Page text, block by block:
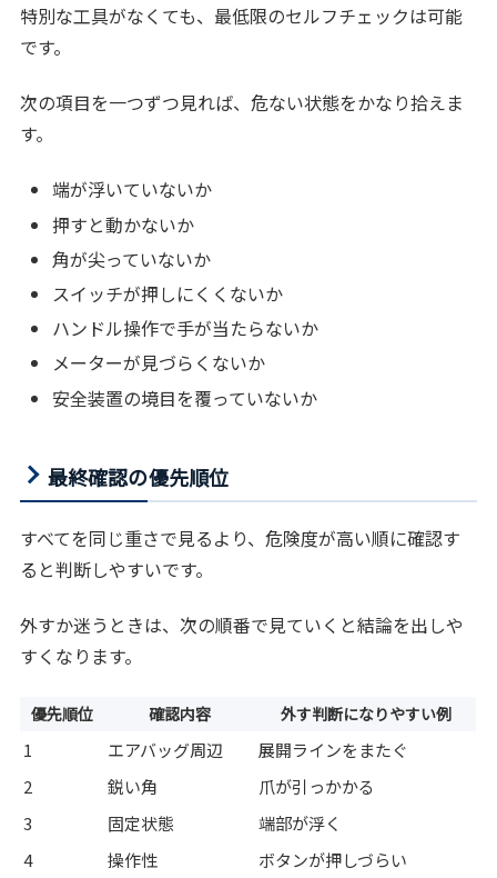
特別な工具がなくても、最低限のセルフチェックは可能
です。
次の項目を一つずつ見れば、危ない状態をかなり拾えま
す。
端が浮いていないか
押すと動かないか
角が尖っていないか
スイッチが押しにくくないか
ハンドル操作で手が当たらないか
メーターが見づらくないか
安全装置の境目を覆っていないか
最終確認の優先順位
すべてを同じ重さで見るより、危険度が高い順に確認す
ると判断しやすいです。
外すか迷うときは、次の順番で見ていくと結論を出しや
すくなります。
優先順位 確認内容 外す判断になりやすい例
1 エアバッグ周辺
展開ラインをまたぐ
2
鋭い角
爪が引っかかる
3
固定状態
端部が浮く
4
操作性 ボタンが押しづらい